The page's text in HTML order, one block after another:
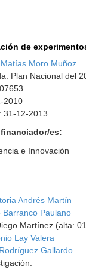
de
Moro Muñoz
Plan Nacional del
2010
31-12-2013
es:
e Innovación
Andrés Martín
Barranco Paulano
Martínez (alta:
Lay Valera
Gallardo